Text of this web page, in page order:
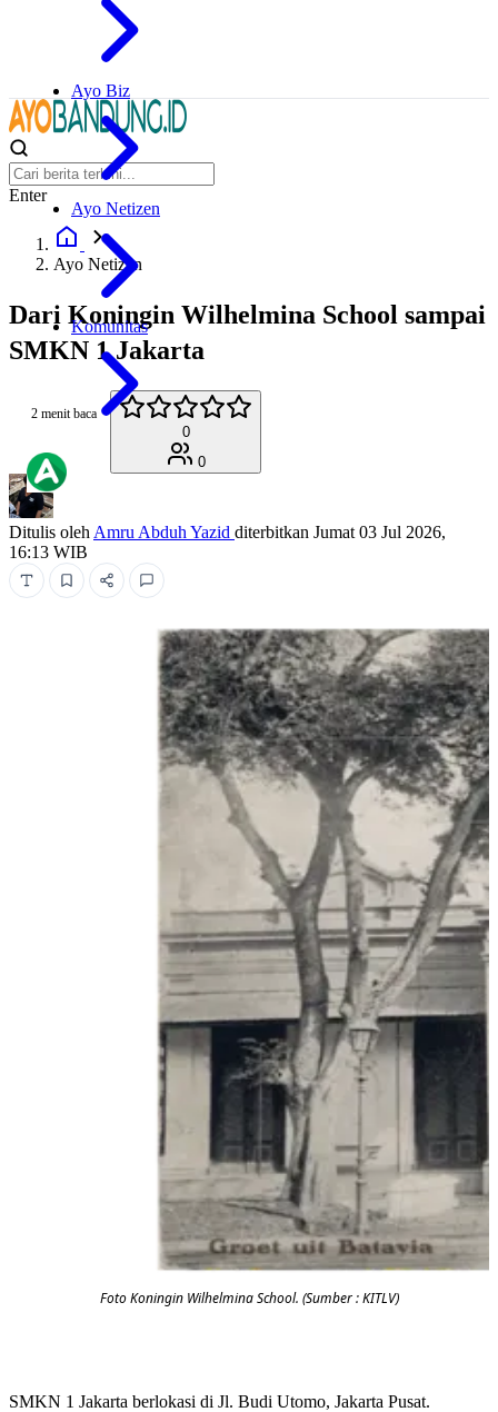
Ayo Biz
Ayo Netizen
Komunitas
Enter
Ayo Netizen
Dari Koningin Wilhelmina School sampai
SMKN 1 Jakarta
2 menit baca
0
0
Ditulis oleh Amru Abduh Yazid diterbitkan Jumat 03 Jul 2026,
16:13 WIB
Foto Koningin Wilhelmina School. (Sumber : KITLV)
SMKN 1 Jakarta berlokasi di Jl. Budi Utomo, Jakarta Pusat.